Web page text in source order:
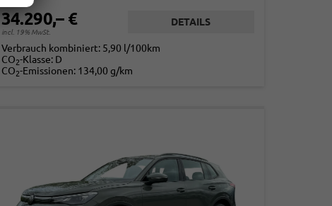
34.290,– €
incl. 19% MwSt.
DETAILS
Verbrauch kombiniert: 5,90 l/100km
CO2-Klasse: D
CO2-Emissionen: 134,00 g/km